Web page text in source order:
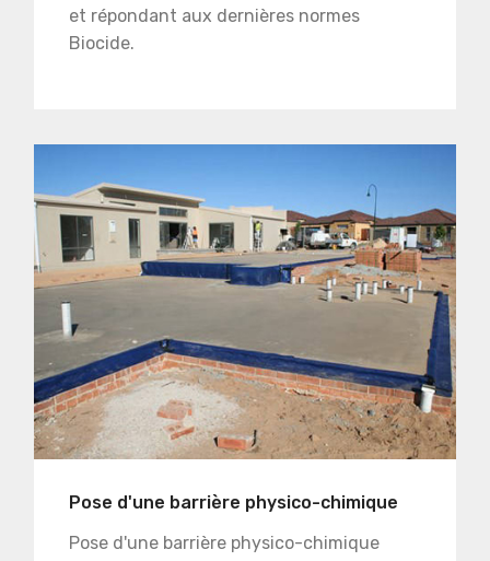
et répondant aux dernières normes
Biocide.
Pose d'une barrière physico-chimique
Pose d'une barrière physico-chimique